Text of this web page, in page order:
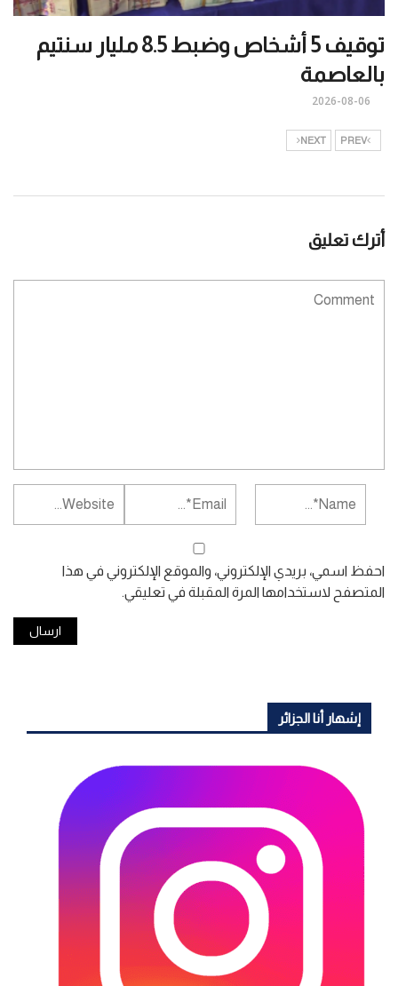
توقيف 5 أشخاص وضبط 8.5 مليار سنتيم
بالعاصمة
2026-08-06
PREV
NEXT
أترك تعليق
احفظ اسمي، بريدي الإلكتروني، والموقع الإلكتروني في هذا
المتصفح لاستخدامها المرة المقبلة في تعليقي.
إشهار أنا الجزائر